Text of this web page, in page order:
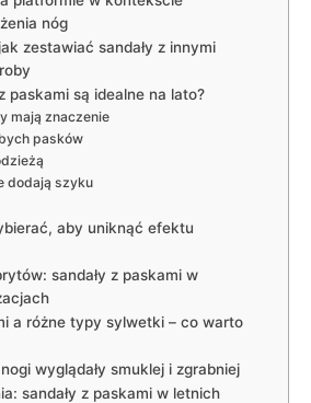
nóg
zestawiać sandały z innymi
paskami są idealne na lato?
mają znaczenie
pasków
dodają szyku
aby uniknąć efektu
sandały z paskami w
a różne typy sylwetki – co warto
wyglądały smuklej i zgrabniej
sandały z paskami w letnich